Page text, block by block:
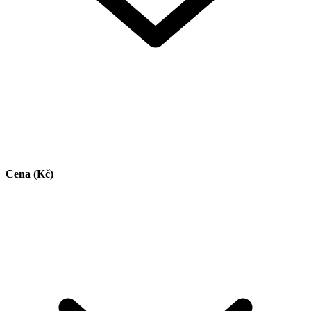
Cena (Kč)